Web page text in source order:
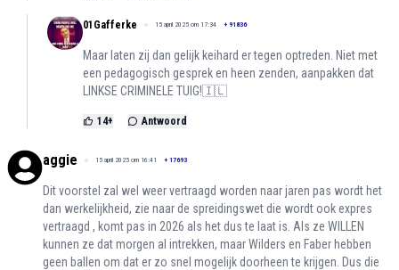
01Gafferke 15 april 2025 om 17:34 + 91836
Maar laten zij dan gelijk keihard er tegen optreden. Niet met
een pedagogisch gesprek en heen zenden, aanpakken dat
LINKSE CRIMINELE TUIG!🇮🇱
14+ Antwoord
aggie 15 april 2025 om 16:41 + 17693
Dit voorstel zal wel weer vertraagd worden naar jaren pas wordt het
dan werkelijkheid, zie naar de spreidingswet die wordt ook expres
vertraagd , komt pas in 2026 als het dus te laat is. Als ze WILLEN
kunnen ze dat morgen al intrekken, maar Wilders en Faber hebben
geen ballen om dat er zo snel mogelijk doorheen te krijgen. Dus die